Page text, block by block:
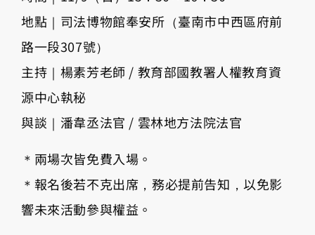
地點｜司法博物館奉安所（臺南市中西區府前
路一段307號）
主持｜楊素芳老師 / 教育部國教署人權教育資
源中心執秘
與談｜潘韋丞法官 / 雲林地方法院法官
＊兩場次皆免費入場。
＊報名後若不克出席，務必提前告知，以免影
響未來活動參與權益。